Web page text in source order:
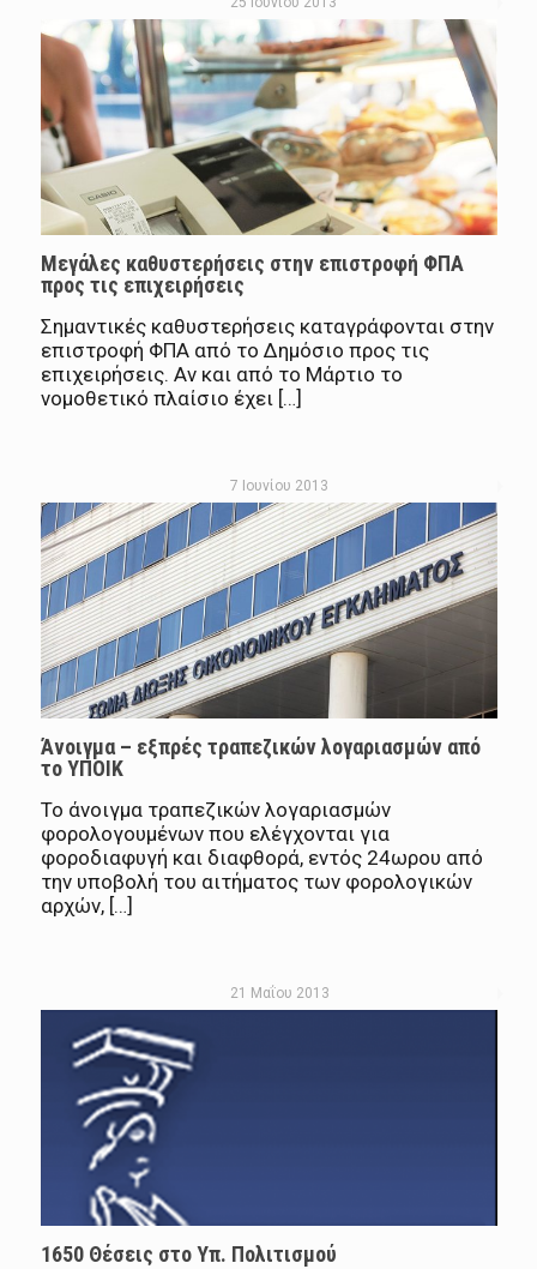
Μεγάλες καθυστερήσεις στην επιστροφή ΦΠΑ
προς τις επιχειρήσεις
Σημαντικές καθυστερήσεις καταγράφονται στην
επιστροφή ΦΠΑ από το Δημόσιο προς τις
επιχειρήσεις. Αν και από το Μάρτιο το
νομοθετικό πλαίσιο έχει […]
7 Ιουνίου 2013
Άνοιγμα – εξπρές τραπεζικών λογαριασμών από
το ΥΠΟΙΚ
Το άνοιγμα τραπεζικών λογαριασμών
φορολογουμένων που ελέγχονται για
φοροδιαφυγή και διαφθορά, εντός 24ωρου από
την υποβολή του αιτήματος των φορολογικών
αρχών, […]
21 Μαΐου 2013
1650 Θέσεις στο Υπ. Πολιτισμού